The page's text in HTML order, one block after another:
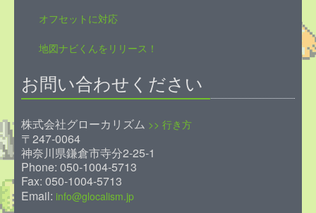
オフセットに対応
地図ナビくんをリリース！
お問い合わせください
株式会社グローカリズム >> 行き方
〒247-0064
神奈川県鎌倉市寺分2-25-1
Phone: 050-1004-5713
Fax: 050-1004-5713
Email: info@glocalism.jp